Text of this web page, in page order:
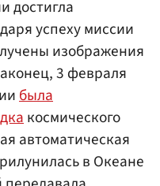
достигла
успеху миссии
изображения
3 февраля
была
космического
автоматическая
в Океане